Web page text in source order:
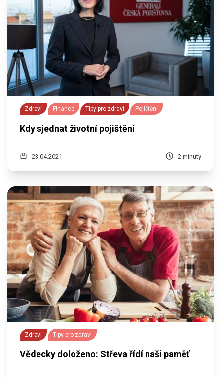
Zdraví Finance Tipy pro zdraví Pojištění
Kdy sjednat životní pojištění
23.04.2021 2 minuty
Zdraví Tipy pro zdraví
Vědecky doloženo: Střeva řídí naši paměť